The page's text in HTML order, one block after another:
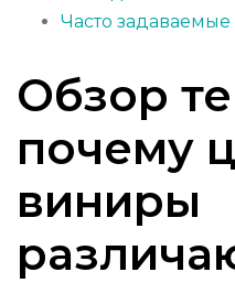
Часто
Обзор
почему
виниры